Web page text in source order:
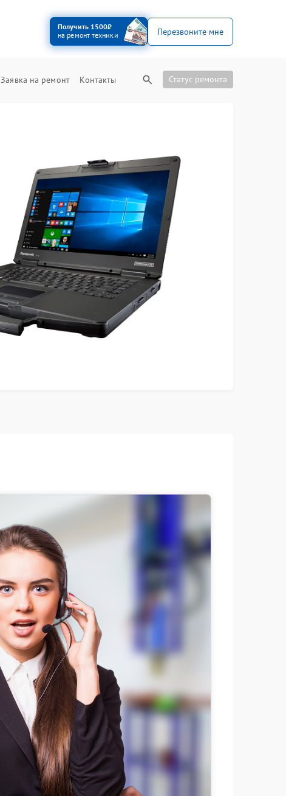
Получить 1500₽
на ремонт техники
Перезвоните мне
Заявка на ремонт Контакты Статус ремонта